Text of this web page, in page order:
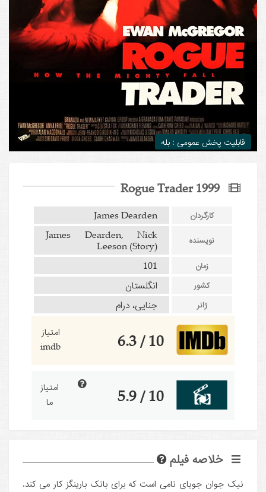
قابلیت پخش عمومی : بله
Rogue Trader 1999
کارگردان James Dearden
نویسنده
James Dearden, Nick
Leeson (Story)
زمان 101
کشور انگلستان
ژانر جنایی، درام
10 / 6.3
امتیاز
imdb
10 / 5.9
امتیاز
ما
خلاصه فیلم
نیک جوان جویای نامی است که برای بانک بارینگز کار می کند.